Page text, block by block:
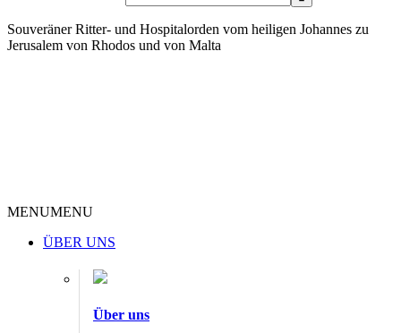
Souveräner Ritter- und Hospitalorden vom heiligen Johannes zu
Jerusalem von Rhodos und von Malta
MENUMENU
ÜBER UNS
Über uns